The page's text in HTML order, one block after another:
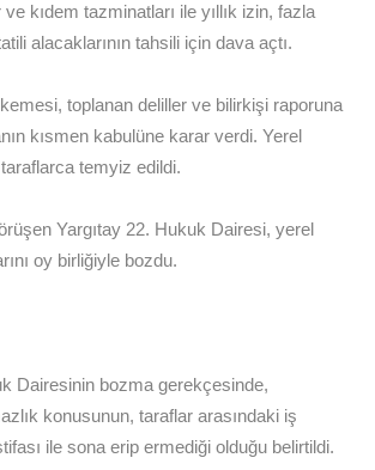
kıdem tazminatları ile yıllık izin, fazla
alacaklarının tahsili için dava açtı.
toplanan deliller ve bilirkişi raporuna
kısmen kabulüne karar verdi. Yerel
temyiz edildi.
Yargıtay 22. Hukuk Dairesi, yerel
oy birliğiyle bozdu.
Dairesinin bozma gerekçesinde,
konusunun, taraflar arasındaki iş
ile sona erip ermediği olduğu belirtildi.